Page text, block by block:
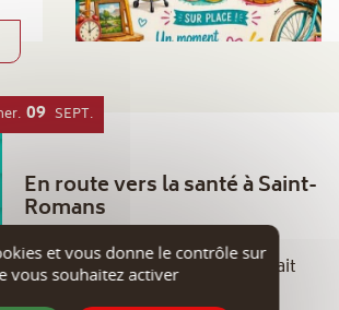
09 SEPT.
En route vers la santé à Saint-
Romans
38160 Saint-Romans
Le bus "En route vers la santé" fait
escale à Saint-Romans.
et vous donne le contrôle sur
vous souhaitez activer